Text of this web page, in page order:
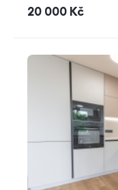
cena
20 000 Kč